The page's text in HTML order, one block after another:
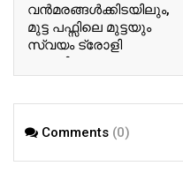
വന്‍മരങ്ങള്‍ക്കിടയിലും,
മുട്ട പഫ്സിലെ മുട്ടയും
സ്വയം ട്രോളി
ബേസിലും
ടോവിനോയും!
Viral Photo
Comments (0)